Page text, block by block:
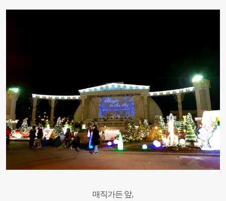
매직가든 앞,